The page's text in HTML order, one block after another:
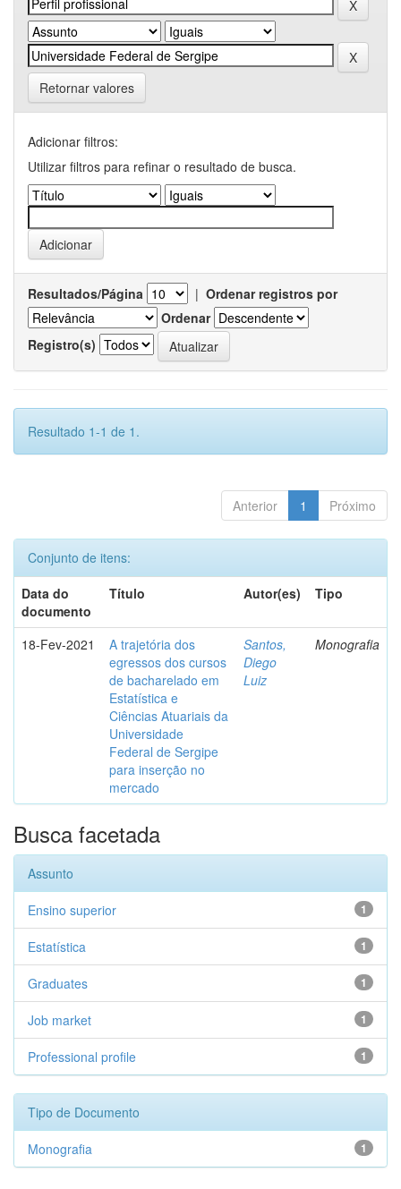
Retornar valores
Adicionar filtros:
Utilizar filtros para refinar o resultado de busca.
Resultados/Página | Ordenar registros por
Ordenar
Registro(s)
Resultado 1-1 de 1.
Anterior 1 Próximo
Conjunto de itens:
Data do
documento
Título Autor(es) Tipo
18-Fev-2021
A trajetória dos
egressos dos cursos
de bacharelado em
Estatística e
Ciências Atuariais da
Universidade
Federal de Sergipe
para inserção no
mercado
Santos,
Diego
Luiz
Monografia
Busca facetada
Assunto
1
Ensino superior
1
Estatística
1
Graduates
1
Job market
1
Professional profile
Tipo de Documento
1
Monografia